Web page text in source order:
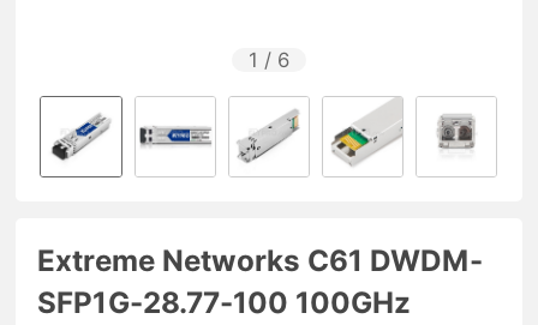
1 / 6
Extreme Networks C61 DWDM-
SFP1G-28.77-100 100GHz